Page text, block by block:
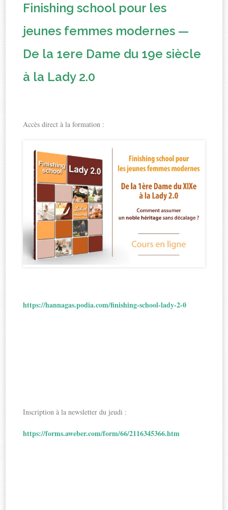
Finishing school pour les
jeunes femmes modernes —
De la 1ere Dame du 19e siècle
à la Lady 2.0
Accès direct à la formation :
https://hannagas.podia.com/finishing-school-lady-2-0
Inscription à la newsletter du jeudi :
https://forms.aweber.com/form/66/2116345366.htm